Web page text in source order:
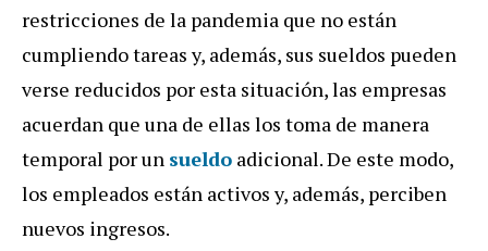
restricciones de la pandemia que no están
cumpliendo tareas y, además, sus sueldos pueden
verse reducidos por esta situación, las empresas
acuerdan que una de ellas los toma de manera
temporal por un sueldo adicional. De este modo,
los empleados están activos y, además, perciben
nuevos ingresos.